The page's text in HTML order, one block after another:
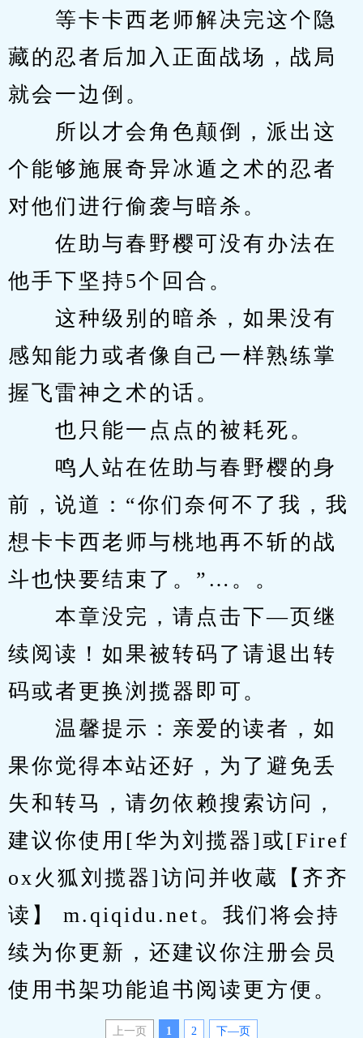
等卡卡西老师解决完这个隐
藏的忍者后加入正面战场，战局
就会一边倒。
所以才会角色颠倒，派出这
个能够施展奇异冰遁之术的忍者
对他们进行偷袭与暗杀。
佐助与春野樱可没有办法在
他手下坚持5个回合。
这种级别的暗杀，如果没有
感知能力或者像自己一样熟练掌
握飞雷神之术的话。
也只能一点点的被耗死。
鸣人站在佐助与春野樱的身
前，说道：“你们奈何不了我，我
想卡卡西老师与桃地再不斩的战
斗也快要结束了。”…。。
本章没完，请点击下—页继
续阅读！如果被转码了请退出转
码或者更换浏揽器即可。
温馨提示：亲爱的读者，如
果你觉得本站还好，为了避免丢
失和转马，请勿依赖搜索访问，
建议你使用[华为刘揽器]或[Firef
ox火狐刘揽器]访问并收蔵【齐齐
读】 m.qiqidu.net。我们将会持
续为你更新，还建议你注册会员
使用书架功能追书阅读更方便。
上一页 1 2 下—页